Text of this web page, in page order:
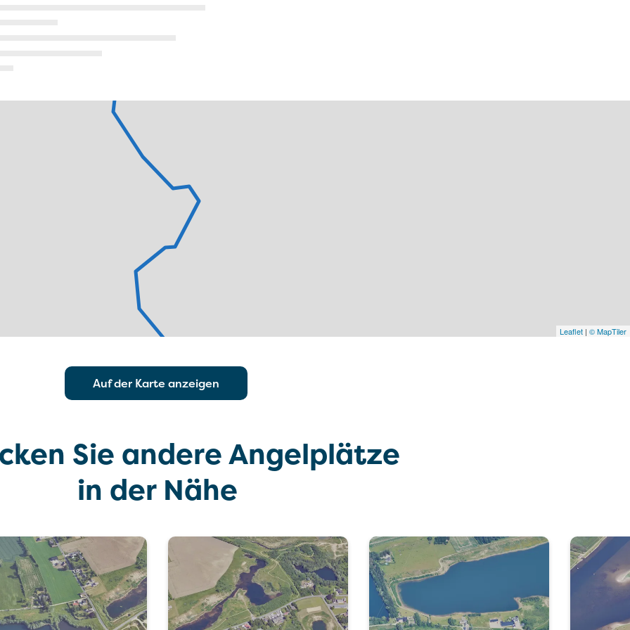
Leaflet | © MapTiler
Auf der Karte anzeigen
Sie andere Angelplätze
in der Nähe